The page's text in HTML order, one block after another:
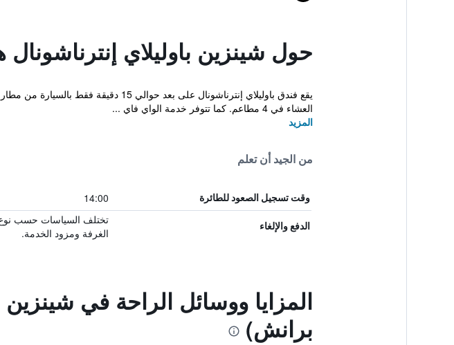
حول شينزين باوليلاي
يقع فندق باوليلاي إنترناشونال على
العشاء في 4 مطاعم. كما تتوفر خدمة الواي فاي ...
المزيد
من الجيد أن تعلم
وقت تسجيل الصعود للطائرة 14:00
الدفع والإلغاء
تختلف السياسات حسب
الغرفة ومزود الخدمة.
المزايا ووسائل الراحة في شينزين
برانش)